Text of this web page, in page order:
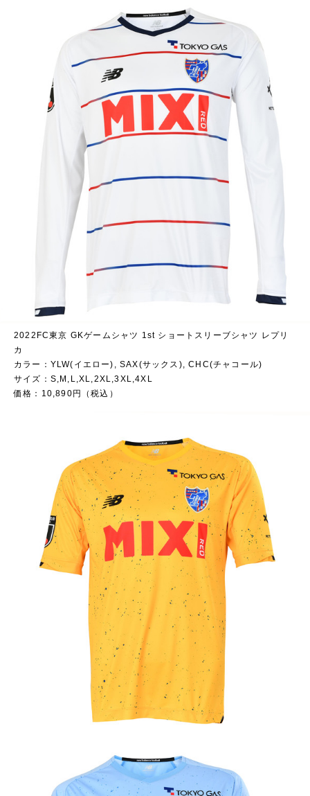
2022FC東京 GKゲームシャツ 1st ショートスリーブシャツ レプリ
カ
カラー：YLW(イエロー), SAX(サックス), CHC(チャコール)
サイズ：S,M,L,XL,2XL,3XL,4XL
価格：10,890円（税込）